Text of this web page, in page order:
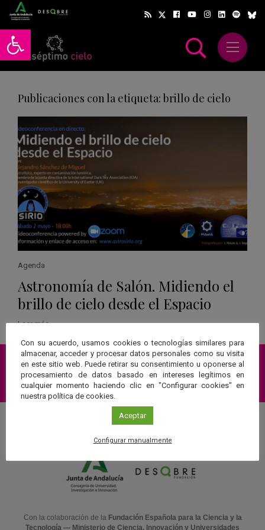
Abrir barra de herramientas
Abrir
Publicaciones con la etiqueta: brillo de cielo
Agenda
Astronomía de Salón. Midiendo el
brillo de cielo desde el Espacio
Leer más
Suscríbete a nuestra Newsletter
Una web de:
Con la colaboración de la Fundación Española para la Ciencia y la
Tecnología — Ministerio de Ciencia, Innovación y Universidades
Con su acuerdo, usamos cookies o tecnologías similares para
almacenar, acceder y procesar datos personales como su visita
en este sitio web. Puede retirar su consentimiento u oponerse al
procesamiento de datos basado en intereses legítimos en
cualquier momento haciendo clic en "Configurar cookies" en
nuestra política de cookies.
Aceptar
Configurar manualmente